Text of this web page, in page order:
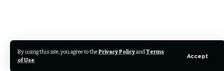
By using this site, you agree to thePrivacy Policyand Terms
of Use.
Accept